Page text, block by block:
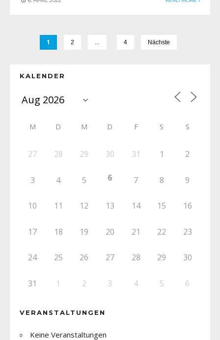
1 2 … 4 Nächste
KALENDER
M D M D F S S
27 28 29 30 31 1 2
3 4 5 6 7 8 9
10 11 12 13 14 15 16
17 18 19 20 21 22 23
24 25 26 27 28 29 30
31 1 2 3 4 5 6
VERANSTALTUNGEN
Keine Veranstaltungen